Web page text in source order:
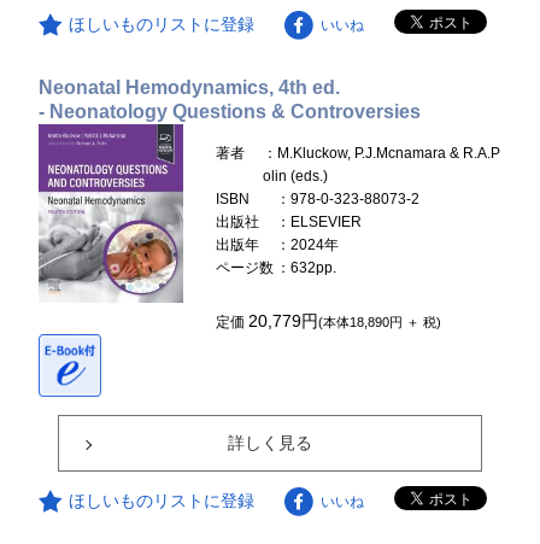
ほしいものリストに登録 いいね
Neonatal Hemodynamics, 4th ed.
- Neonatology Questions & Controversies
著者
：M.Kluckow, P.J.Mcnamara & R.A.P
olin (eds.)
ISBN
：978-0-323-88073-2
出版社
：ELSEVIER
出版年
：2024年
ページ数 ：632pp.
定価20,779円(本体18,890円 ＋ 税)
詳しく見る
ほしいものリストに登録 いいね